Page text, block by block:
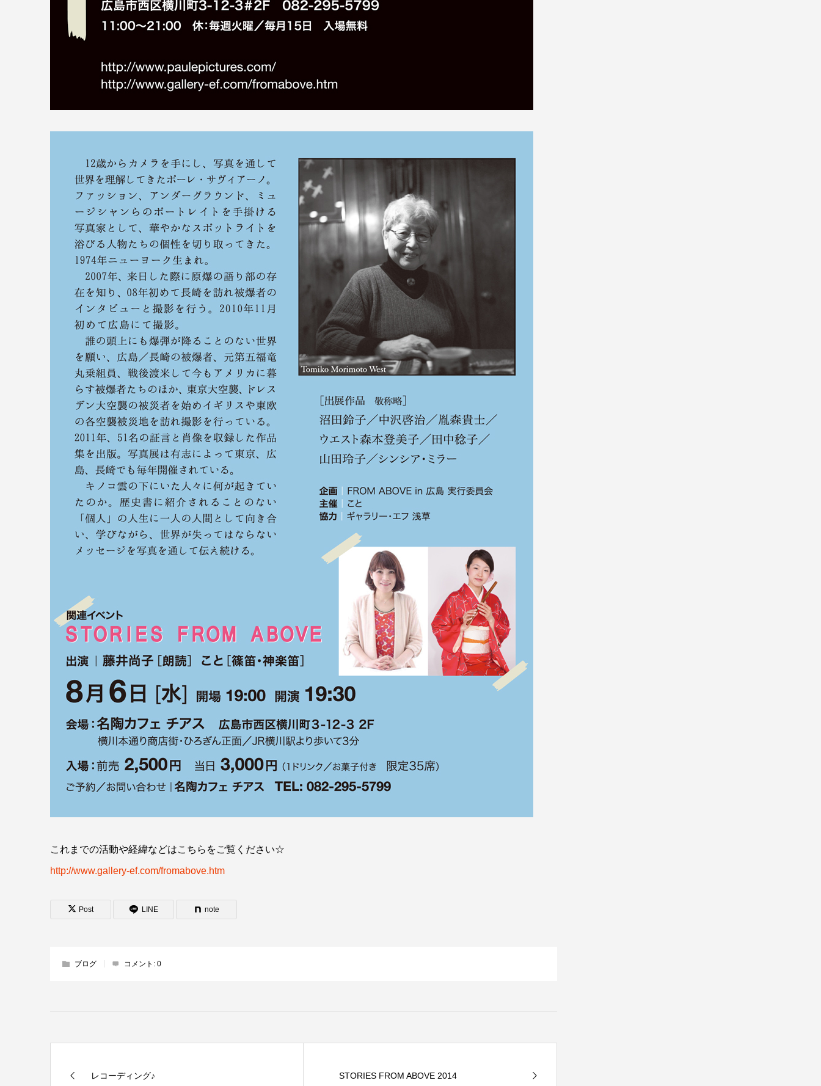
これまでの活動や経緯などはこちらをご覧ください☆
http://www.gallery-ef.com/fromabove.htm
Post LINE note
ブログ コメント: 0
レコーディング♪ STORIES FROM ABOVE 2014